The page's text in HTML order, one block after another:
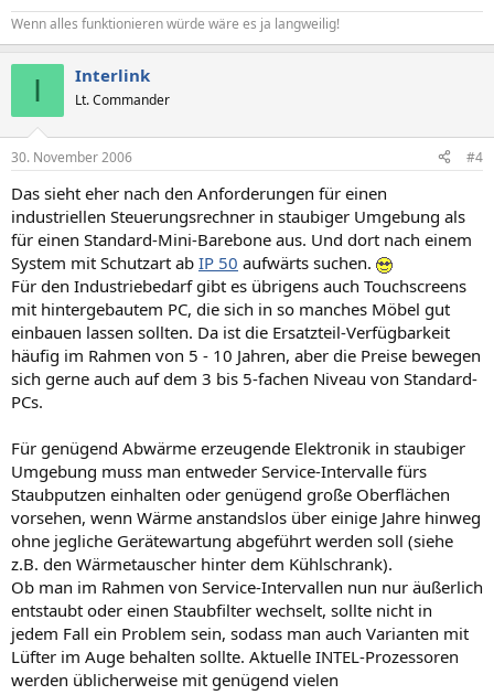
Wenn alles funktionieren würde wäre es ja langweilig!
I Interlink
Lt. Commander
30. November 2006 #4
Das sieht eher nach den Anforderungen für einen
industriellen Steuerungsrechner in staubiger Umgebung als
für einen Standard-Mini-Barebone aus. Und dort nach einem
System mit Schutzart ab IP 50 aufwärts suchen.
Für den Industriebedarf gibt es übrigens auch Touchscreens
mit hintergebautem PC, die sich in so manches Möbel gut
einbauen lassen sollten. Da ist die Ersatzteil-Verfügbarkeit
häufig im Rahmen von 5 - 10 Jahren, aber die Preise bewegen
sich gerne auch auf dem 3 bis 5-fachen Niveau von Standard-
PCs.
Für genügend Abwärme erzeugende Elektronik in staubiger
Umgebung muss man entweder Service-Intervalle fürs
Staubputzen einhalten oder genügend große Oberflächen
vorsehen, wenn Wärme anstandslos über einige Jahre hinweg
ohne jegliche Gerätewartung abgeführt werden soll (siehe
z.B. den Wärmetauscher hinter dem Kühlschrank).
Ob man im Rahmen von Service-Intervallen nun nur äußerlich
entstaubt oder einen Staubfilter wechselt, sollte nicht in
jedem Fall ein Problem sein, sodass man auch Varianten mit
Lüfter im Auge behalten sollte. Aktuelle INTEL-Prozessoren
werden üblicherweise mit genügend vielen